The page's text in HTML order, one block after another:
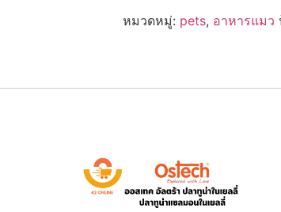
Food
แมว
หมวดหมู่: pets, อาหารแมว